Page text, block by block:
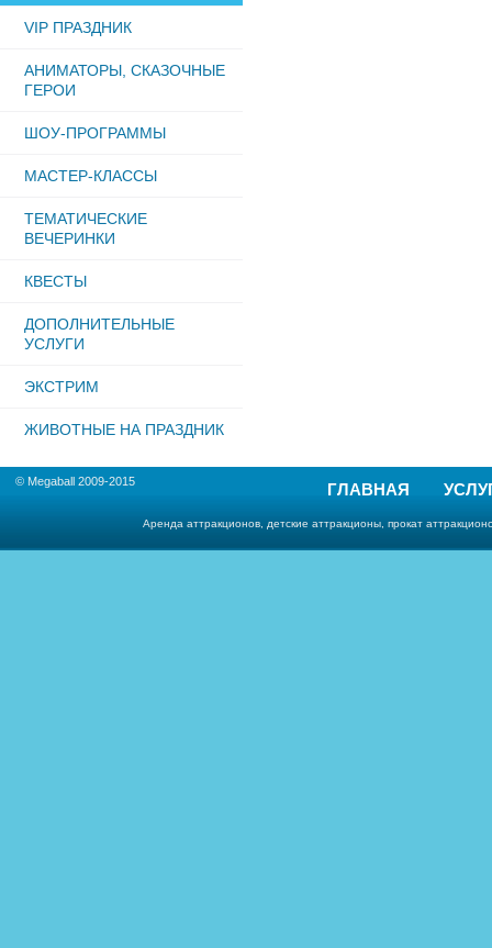
VIP ПРАЗДНИК
АНИМАТОРЫ, СКАЗОЧНЫЕ
ГЕРОИ
ШОУ-ПРОГРАММЫ
МАСТЕР-КЛАССЫ
ТЕМАТИЧЕСКИЕ
ВЕЧЕРИНКИ
КВЕСТЫ
ДОПОЛНИТЕЛЬНЫЕ
УСЛУГИ
ЭКСТРИМ
ЖИВОТНЫЕ НА ПРАЗДНИК
© Megaball 2009-2015 ГЛАВНАЯ
Аренда аттракционов, детские аттракционы, прокат